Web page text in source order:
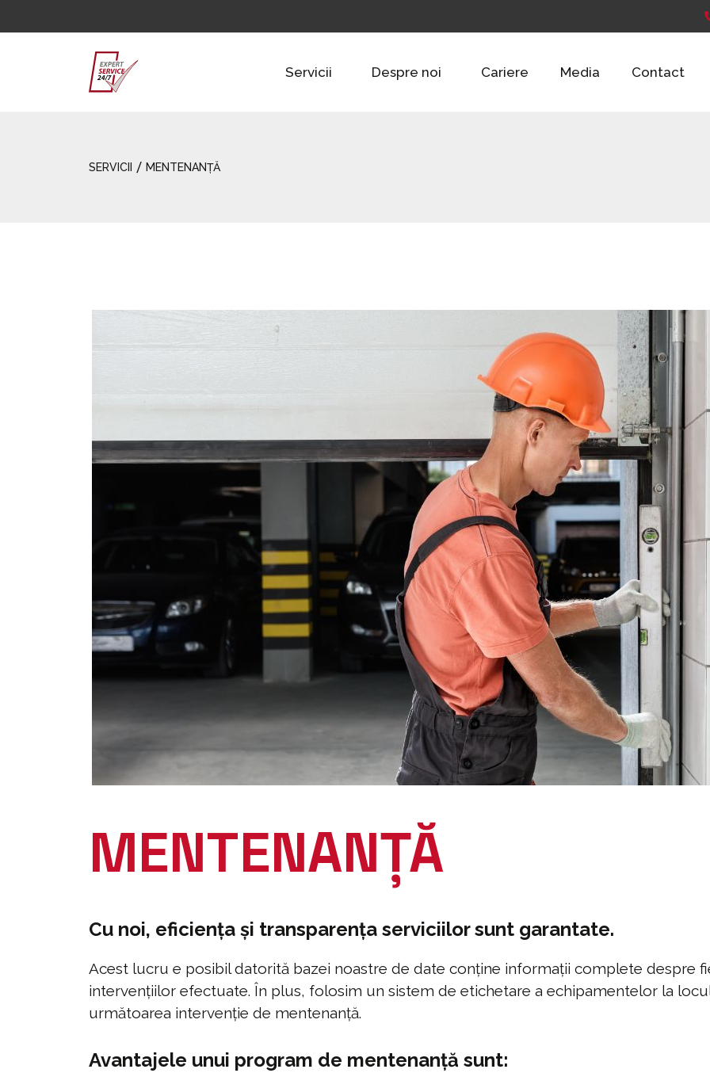
Servicii Despre noi Cariere Media Contact
SERVICII / MENTENANȚĂ
MENTENANȚĂ
Cu noi, eficiența și transparența serviciilor sunt garantate.
Acest lucru e posibil datorită bazei noastre de date conține informații complete despre
intervențiilor efectuate. În plus, folosim un sistem de etichetare a echipamentelor la
următoarea intervenție de mentenanță.
Avantajele unui program de mentenanță sunt: